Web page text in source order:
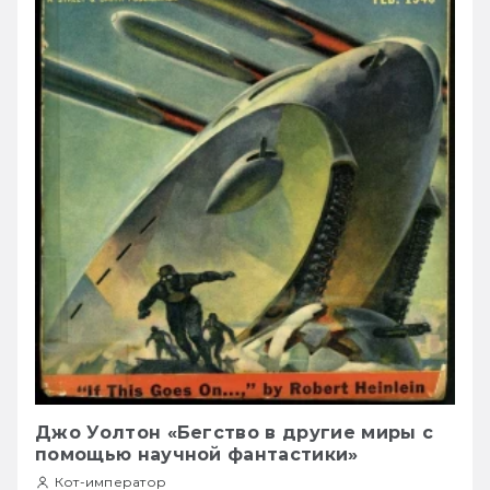
Джо Уолтон «Бегство в другие миры с
помощью научной фантастики»
Кот-император